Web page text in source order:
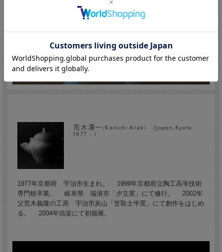
荒木漢一/Kanichi Araki (Japan,Kyoto
1977 - )
1977年京都府 宇治市生まれ。 1999年京都府立陶工高等技術
専門校卒業。 岐阜県 瑞浪市「夕立窯」にて修行。 2002年
父荒木義隆の工房 宇治市炭山「笠取士半窯」にて創作をはじめ
る。 2004年信楽にて初個展。